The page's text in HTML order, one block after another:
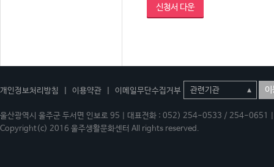
신청서 다운
개인정보처리방침 이용약관 이메일무단수집거부 이
울산광역시 울주군 두서면 인보로 95 | 대표전화 : 052) 254-0533 / 254-
Copyright(c) 2016 울주생활문화센터 All rights reserved.